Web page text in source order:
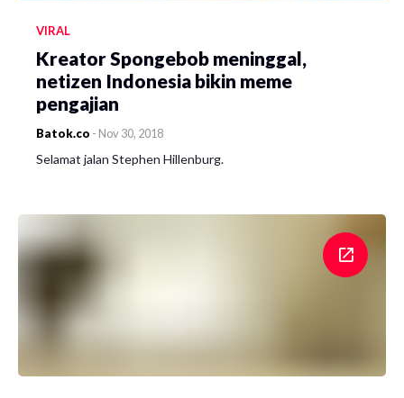
VIRAL
Kreator Spongebob meninggal,
netizen Indonesia bikin meme
pengajian
Batok.co - Nov 30, 2018
Selamat jalan Stephen Hillenburg.